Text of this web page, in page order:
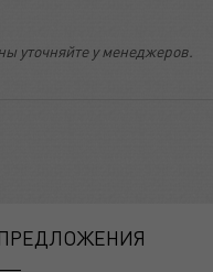
уточняйте у менеджеров.